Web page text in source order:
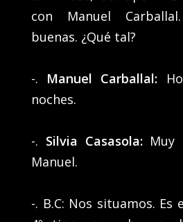
con Manuel
buenas. ¿Qué tal?
-. Manuel Carballal:
noches.
-. Silvia Casasola:Muy
Manuel.
-. B.C: Nos situamos. Es